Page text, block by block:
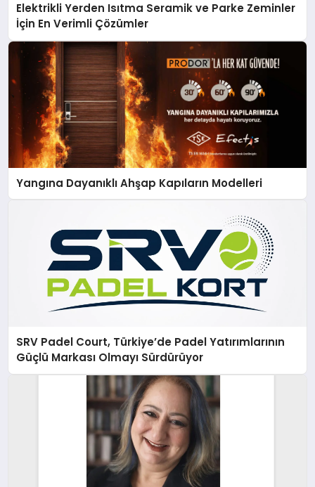
Elektrikli Yerden Isıtma Seramik ve Parke Zeminler
İçin En Verimli Çözümler
Yangına Dayanıklı Ahşap Kapıların Modelleri
SRV Padel Court, Türkiye’de Padel Yatırımlarının
Güçlü Markası Olmayı Sürdürüyor